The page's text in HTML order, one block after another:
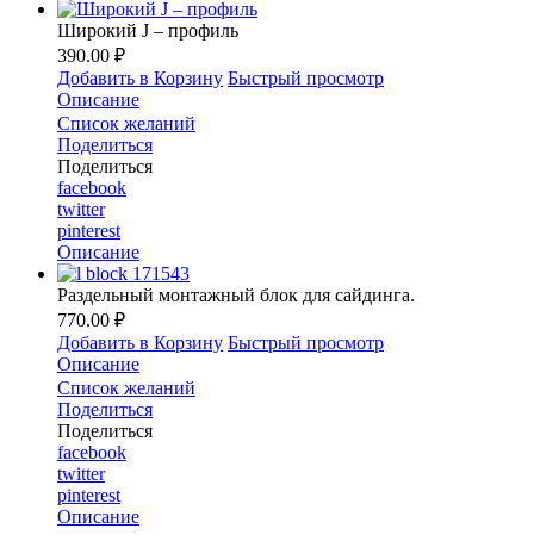
Широкий J – профиль
390.00 ₽
Добавить в Корзину Быстрый просмотр
Описание
Список желаний
Поделиться
Поделиться
facebook
twitter
pinterest
Описание
Раздельный монтажный блок для сайдинга.
770.00 ₽
Добавить в Корзину Быстрый просмотр
Описание
Список желаний
Поделиться
Поделиться
facebook
twitter
pinterest
Описание